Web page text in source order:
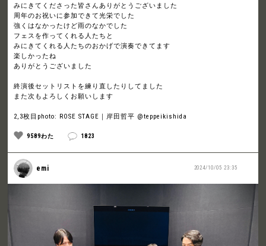
みにきてくださった皆さんありがとうございました
周年のお祝いに参加できて光栄でした
強くはなかったけど雨のなかでした
フェスを作ってくれる人たちと
みにきてくれる人たちのおかげで演奏できてます
楽しかったね
ありがとうございました
終演後セットリストを練り直したりしてました
また次もよろしくお願いします
2,3枚目photo: ROSE STAGE｜岸田哲平 @teppeikishida
9589わた 1823
2024/10/05 23:35
emi